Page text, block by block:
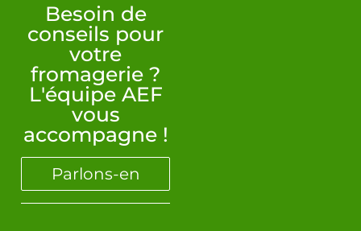
Besoin de
conseils pour
votre
fromagerie ?
L'équipe AEF
vous
accompagne !
Parlons-en